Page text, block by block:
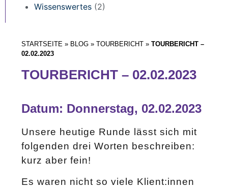
STARTSEITE » BLOG » TOURBERICHT » TOURBERICHT –
02.02.2023
TOURBERICHT – 02.02.2023
Datum: Donnerstag, 02.02.2023
Unsere heutige Runde lässt sich mit
folgenden drei Worten beschreiben:
kurz aber fein!
Es waren nicht so viele Klient:innen
Wissenswertes (2)